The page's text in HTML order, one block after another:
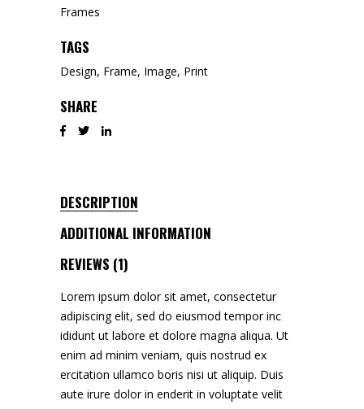
Frames
TAGS
Design, Frame, Image, Print
SHARE
DESCRIPTION
ADDITIONAL INFORMATION
REVIEWS (1)
Lorem ipsum dolor sit amet, consectetur
adipiscing elit, sed do eiusmod tempor inc
ididunt ut labore et dolore magna aliqua. Ut
enim ad minim veniam, quis nostrud ex
ercitation ullamco boris nisi ut aliquip. Duis
aute irure dolor in enderit in voluptate velit